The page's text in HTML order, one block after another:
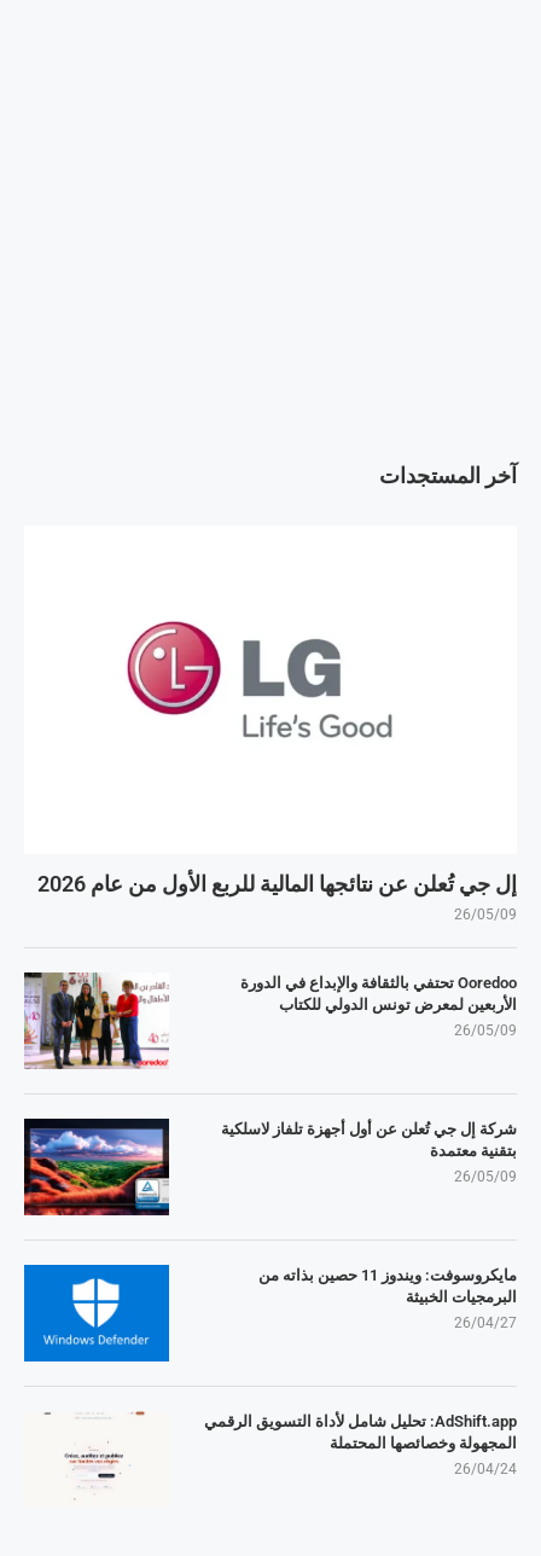
آخر المستجدات
إل جي تُعلن عن نتائجها المالية للربع الأول من عام 2026
26/05/09
Ooredoo تحتفي بالثقافة والإبداع في الدورة
الأربعين لمعرض تونس الدولي للكتاب
26/05/09
شركة إل جي تُعلن عن أول أجهزة تلفاز لاسلكية
بتقنية معتمدة
26/05/09
مايكروسوفت: ويندوز 11 حصين بذاته من
البرمجيات الخبيثة
26/04/27
AdShift.app: تحليل شامل لأداة التسويق الرقمي
المجهولة وخصائصها المحتملة
26/04/24